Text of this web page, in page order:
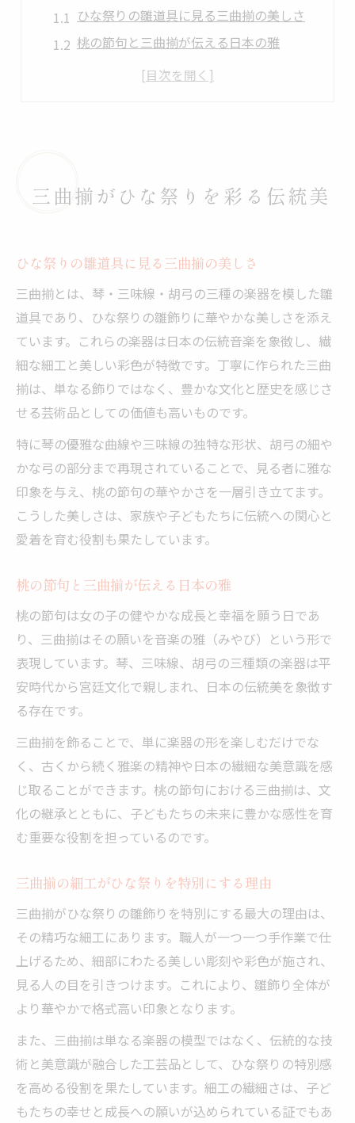
ひな祭りの雛道具に見る三曲揃の美しさ
桃の節句と三曲揃が伝える日本の雅
三曲揃の細工がひな祭りを特別にする理由
ひな祭りの三曲揃が象徴する親の願い
ひな祭りと三曲揃に重なる成長の祈り
三曲揃の雛道具で伝える桃の節句の想い
子供の成長を願う雛道具三曲揃
ひな祭り三曲揃に込める健やかな願い
桃の節句で三曲揃が果たす役割を解説
雛道具三曲揃が支える子供の成長祈願
三曲揃の優雅さが育む伝統と愛情
ひな祭りで学ぶ三曲揃の意味と願い
三曲揃の由来を通して知る桃の節句
三曲揃の歴史から紐解くひな祭りの意味
桃の節句で三曲揃が生まれた背景とは
ひな祭りの三曲揃に隠された昔の知恵
桃の節句の伝統を支える三曲揃の起源
雛祭りに学ぶ三曲揃と日本の心
ひな祭りと三曲揃が教える日本の美意識
桃の節句の三曲揃に見る和の伝統精神
三曲揃の雛道具が示す日本人の優しさ
ひな祭りを通じて継承される三曲揃の心
桃の節句と三曲揃が織りなす文化の魅力
三曲揃ならではの雛祭りの楽しみ方
ひな祭りの三曲揃を眺める贅沢な時間
桃の節句に三曲揃を家族で楽しむ工夫
三曲揃を活かした雛祭りの伝統的な遊び
雛道具三曲揃がもたらす春の特別な体験
ひな祭りで三曲揃を語り合う親子の時間
三曲揃がひな祭りを彩る伝統美
ひな祭りの雛道具に見る三曲揃の美しさ
三曲揃とは、琴・三味線・胡弓の三種の楽器を模した雛
道具であり、ひな祭りの雛飾りに華やかな美しさを添え
ています。これらの楽器は日本の伝統音楽を象徴し、繊
細な細工と美しい彩色が特徴です。丁寧に作られた三曲
揃は、単なる飾りではなく、豊かな文化と歴史を感じさ
せる芸術品としての価値も高いものです。
特に琴の優雅な曲線や三味線の独特な形状、胡弓の細や
かな弓の部分まで再現されていることで、見る者に雅な
印象を与え、桃の節句の華やかさを一層引き立てます。
こうした美しさは、家族や子どもたちに伝統への関心と
愛着を育む役割も果たしています。
桃の節句と三曲揃が伝える日本の雅
桃の節句は女の子の健やかな成長と幸福を願う日であ
り、三曲揃はその願いを音楽の雅（みやび）という形で
表現しています。琴、三味線、胡弓の三種類の楽器は平
安時代から宮廷文化で親しまれ、日本の伝統美を象徴す
る存在です。
三曲揃を飾ることで、単に楽器の形を楽しむだけでな
く、古くから続く雅楽の精神や日本の繊細な美意識を感
じ取ることができます。桃の節句における三曲揃は、文
化の継承とともに、子どもたちの未来に豊かな感性を育
む重要な役割を担っているのです。
三曲揃の細工がひな祭りを特別にする理由
三曲揃がひな祭りの雛飾りを特別にする最大の理由は、
その精巧な細工にあります。職人が一つ一つ手作業で仕
上げるため、細部にわたる美しい彫刻や彩色が施され、
見る人の目を引きつけます。これにより、雛飾り全体が
より華やかで格式高い印象となります。
また、三曲揃は単なる楽器の模型ではなく、伝統的な技
術と美意識が融合した工芸品として、ひな祭りの特別感
を高める役割を果たしています。細工の繊細さは、子ど
もたちの幸せと成長への願いが込められている証でもあ